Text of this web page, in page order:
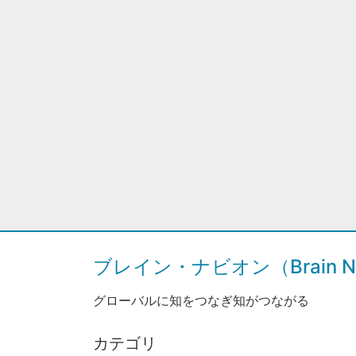
ブレイン・ナビオン（Brain
グローバルに知をつなぎ知がつながる
カテゴリ